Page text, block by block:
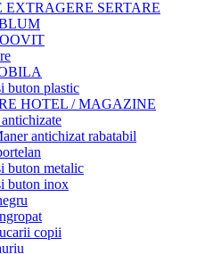
EXTRAGERE SERTARE
buton plastic
HOTEL / MAGAZINE
antichizat rabatabil
buton metalic
buton inox
copii